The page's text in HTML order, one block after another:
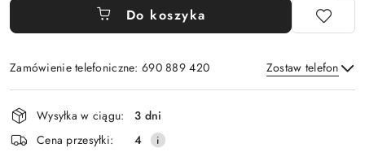
Do koszyka
Zamówienie telefoniczne: 690 889 420 Zostaw telefon
Wyślij
Dostępność
i
dostawa
Wysyłka w ciągu:
3 dni
Cena przesyłki:
4